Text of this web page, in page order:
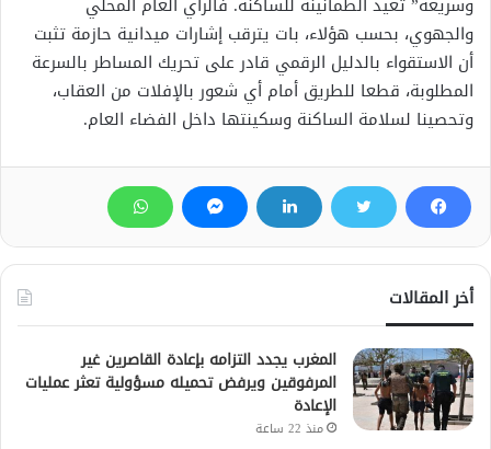
والجهوي، بحسب هؤلاء، بات يترقب إشارات ميدانية حازمة تثبت
أن الاستقواء بالدليل الرقمي قادر على تحريك المساطر بالسرعة
المطلوبة، قطعا للطريق أمام أي شعور بالإفلات من العقاب،
وتحصينا لسلامة الساكنة وسكينتها داخل الفضاء العام.
أخر المقالات
المغرب يجدد التزامه بإعادة القاصرين غير
المرفوقين ويرفض تحميله مسؤولية تعثر عمليات
الإعادة
منذ 22 ساعة